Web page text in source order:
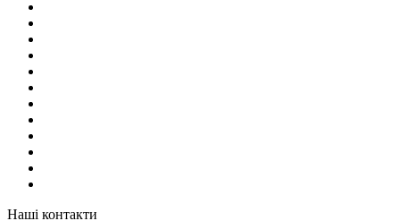
Наші контакти